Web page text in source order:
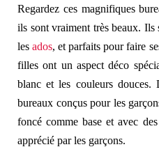
Regardez ces magnifiques
ils sont vraiment très beaux. Ils
lesados, et parfaits pour faire
filles ont un aspect déco
blanc et les couleurs douces.
bureaux conçus pour les
foncé comme base et avec
apprécié par les garçons.